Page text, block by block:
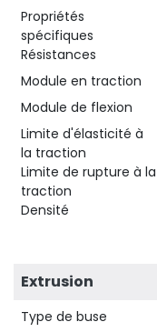
Propriétés
spécifiques
Résistances
Module en traction
Module de flexion
Limite d'élasticité à
la traction
Limite de rupture à la
traction
Densité
Extrusion
Type de buse